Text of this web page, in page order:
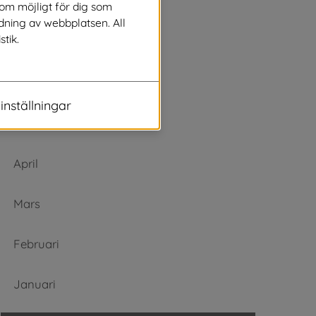
Juli
Juni
April
Mars
Februari
Januari
möjligt för dig som
av webbplatsen. All